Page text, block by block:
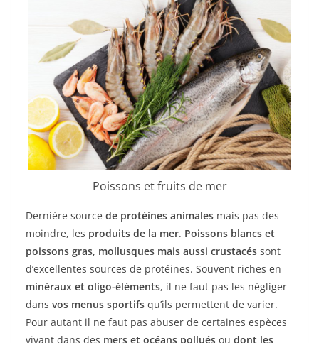
Poissons et fruits de mer
Dernière source de protéines animales mais pas des
moindre, les produits de la mer. Poissons blancs et
poissons gras, mollusques mais aussi crustacés sont
d’excellentes sources de protéines. Souvent riches en
minéraux et oligo-éléments, il ne faut pas les négliger
dans vos menus sportifs qu’ils permettent de varier.
Pour autant il ne faut pas abuser de certaines espèces
vivant dans des mers et océans pollués ou dont les